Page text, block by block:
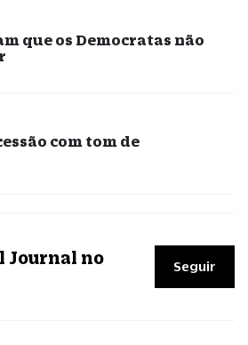
que os Democratas não
com tom de
Journal no
Seguir